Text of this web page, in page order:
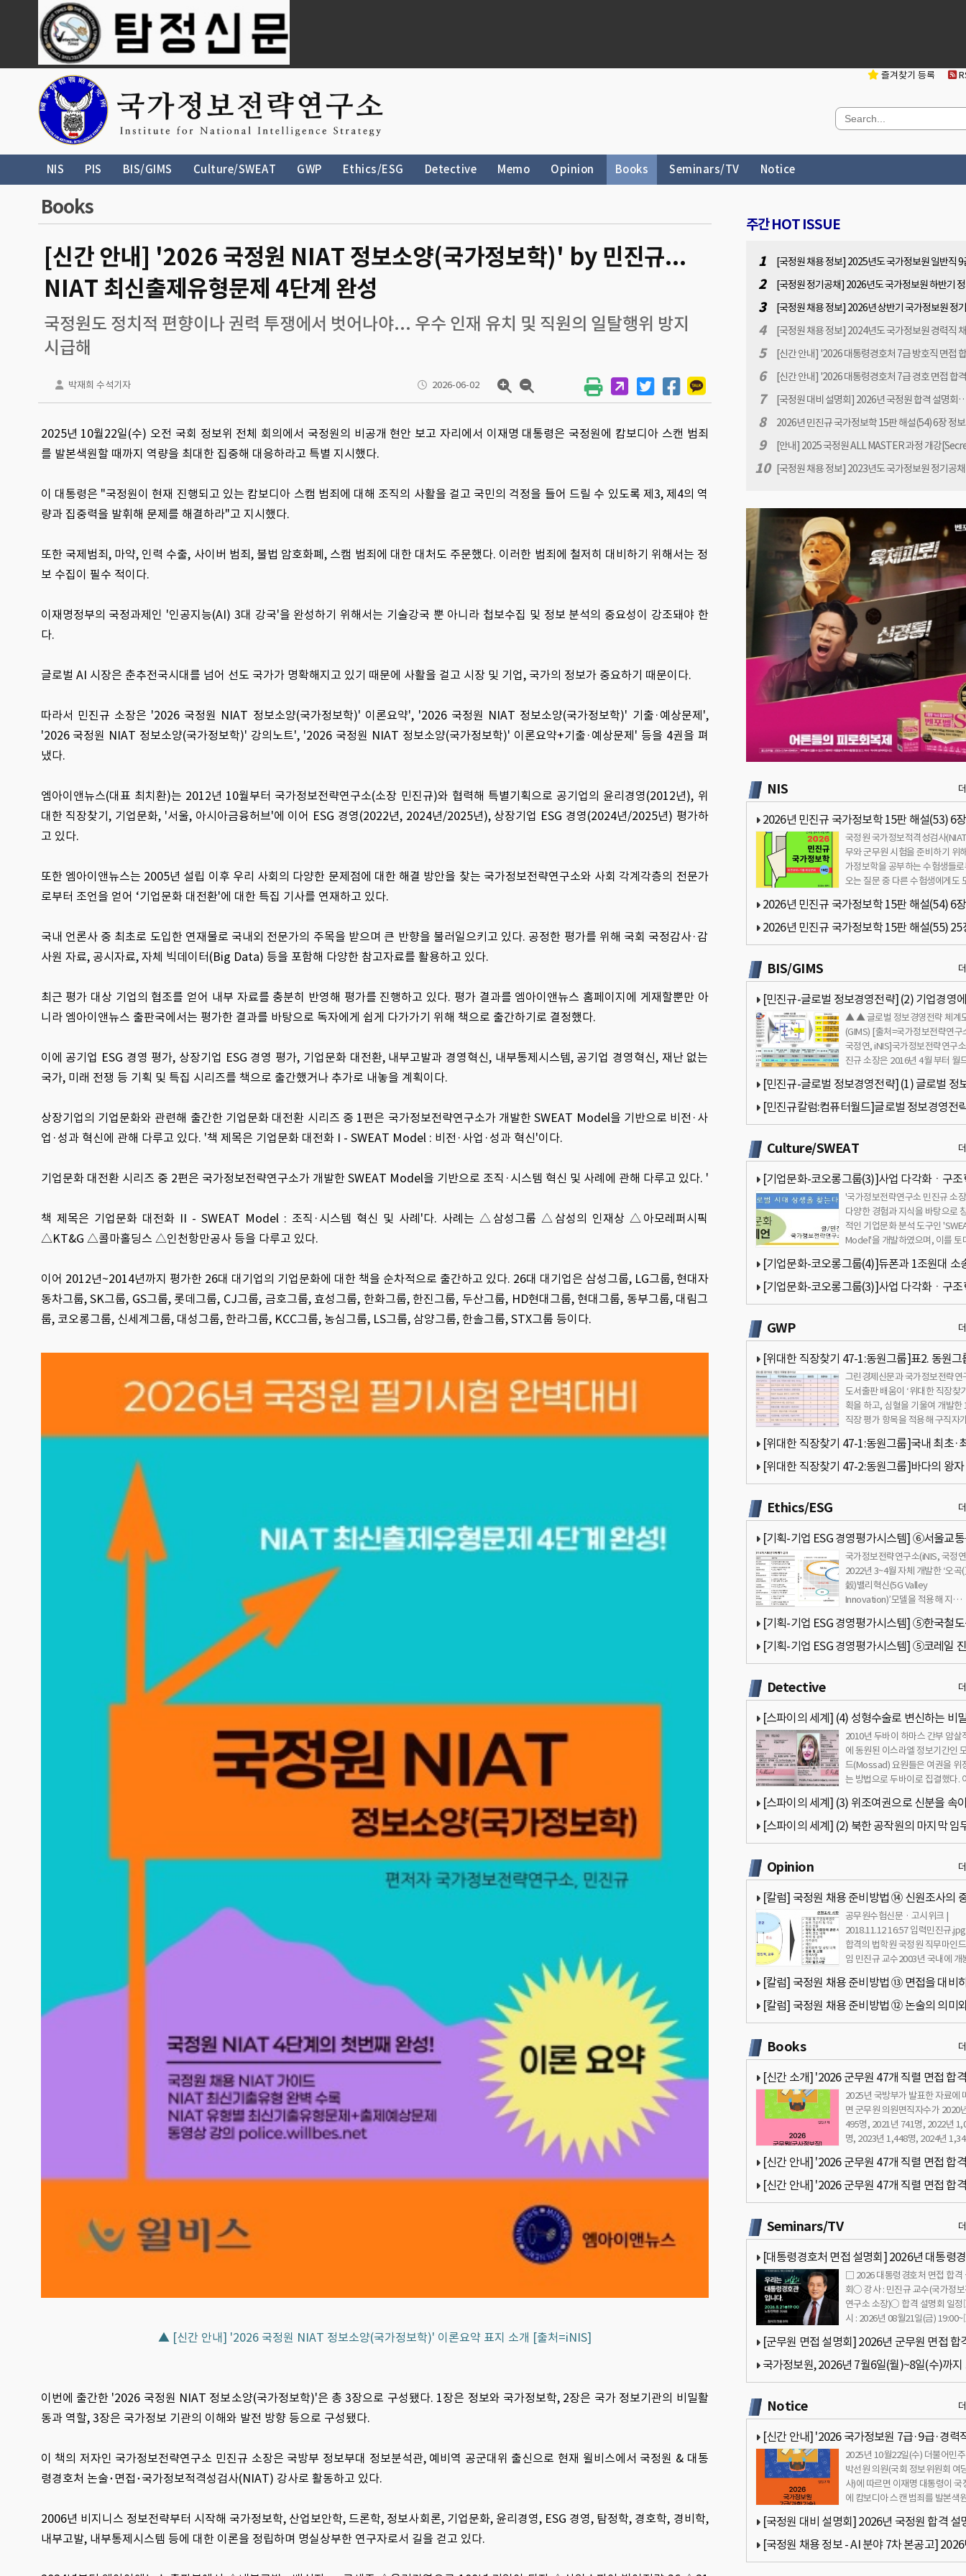
즐겨찾기 등록
NIS PIS BIS/GIMS Culture/SWEAT GWP Ethics/ESG Detective Memo Opinion Books Seminars/TV Notice
Books
[신간 안내] '2026 국정원 NIAT 정보소양(국가정보학)' by 민진규...
NIAT 최신출제유형문제 4단계 완성
국정원도 정치적 편향이나 권력 투쟁에서 벗어나야... 우수 인재 유치 및 직원의 일탈행위 방지
시급해
박재희 수석기자 2026-06-02
2025년 10월22일(수) 오전 국회 정보위 전체 회의에서 국정원의 비공개 현안 보고 자리에서 이재명 대통령은 국정원에 캄보디아 스캔 범죄
를 발본색원할 때까지 역량을 최대한 집중해 대응하라고 특별 지시했다.
이 대통령은 "국정원이 현재 진행되고 있는 캄보디아 스캠 범죄에 대해 조직의 사활을 걸고 국민의 걱정을 들어 드릴 수 있도록 제3, 제4의 역
량과 집중력을 발휘해 문제를 해결하라"고 지시했다.
또한 국제범죄, 마약, 인력 수출, 사이버 범죄, 불법 암호화폐, 스캠 범죄에 대한 대처도 주문했다. 이러한 범죄에 철저히 대비하기 위해서는 정
보 수집이 필수 적이다.
이재명정부의 국정과제인 '인공지능(AI) 3대 강국'을 완성하기 위해서는 기술강국 뿐 아니라 첩보수집 및 정보 분석의 중요성이 강조돼야 한
다.
글로벌 AI 시장은 춘추전국시대를 넘어 선도 국가가 명확해지고 있기 때문에 사활을 걸고 시장 및 기업, 국가의 정보가 중요하기 때문이다.
따라서 민진규 소장은 '2026 국정원 NIAT 정보소양(국가정보학)' 이론요약', '2026 국정원 NIAT 정보소양(국가정보학)' 기출·예상문제',
'2026 국정원 NIAT 정보소양(국가정보학)' 강의노트', '2026 국정원 NIAT 정보소양(국가정보학)' 이론요약+기출·예상문제' 등을 4권을 펴
냈다.
엠아이앤뉴스(대표 최치환)는 2012년 10월부터 국가정보전략연구소(소장 민진규)와 협력해 특별기획으로 공기업의 윤리경영(2012년), 위
대한 직장찾기, 기업문화, '서울, 아시아금융허브'에 이어 ESG 경영(2022년, 2024년/2025년), 상장기업 ESG 경영(2024년/2025년) 평가하
고 있다.
또한 엠아이앤뉴스는 2005년 설립 이후 우리 사회의 다양한 문제점에 대한 해결 방안을 찾는 국가정보전략연구소와 사회 각계각층의 전문가
로부터 조언을 얻어 ‘기업문화 대전환'에 대한 특집 기사를 연재하고 있다.
국내 언론사 중 최초로 도입한 연재물로 국내외 전문가의 주목을 받으며 큰 반향을 불러일으키고 있다. 공정한 평가를 위해 국회 국정감사·감
사원 자료, 공시자료, 자체 빅데이터(Big Data) 등을 포함해 다양한 참고자료를 활용하고 있다.
최근 평가 대상 기업의 협조를 얻어 내부 자료를 충분히 반영해 평가를 진행하고 있다. 평가 결과를 엠아이앤뉴스 홈페이지에 게재할뿐만 아
니라 엠아이앤뉴스 출판국에서는 평가한 결과를 바탕으로 독자에게 쉽게 다가가기 위해 책으로 출간하기로 결정했다.
이에 공기업 ESG 경영 평가, 상장기업 ESG 경영 평가, 기업문화 대전환, 내부고발과 경영혁신, 내부통제시스템, 공기업 경영혁신, 재난 없는
국가, 미래 전쟁 등 기획 및 특집 시리즈를 책으로 출간했거나 추가로 내놓을 계획이다.
상장기업의 기업문화와 관련해 출간한 기업문화 대전환 시리즈 중 1편은 국가정보전략연구소가 개발한 SWEAT Model을 기반으로 비전·사
업·성과 혁신에 관해 다루고 있다. '책 제목은 기업문화 대전화 I - SWEAT Model : 비전·사업·성과 혁신'이다.
기업문화 대전환 시리즈 중 2편은 국가정보전략연구소가 개발한 SWEAT Model을 기반으로 조직·시스템 혁신 및 사례에 관해 다루고 있다. '
책 제목은 기업문화 대전화 II - SWEAT Model : 조직·시스템 혁신 및 사례'다. 사례는 △삼성그룹 △삼성의 인재상 △아모레퍼시픽
△KT&G △콜마홀딩스 △인천항만공사 등을 다루고 있다.
이어 2012년~2014년까지 평가한 26대 대기업의 기업문화에 대한 책을 순차적으로 출간하고 있다. 26대 대기업은 삼성그룹, LG그룹, 현대자
동차그룹, SK그룹, GS그룹, 롯데그룹, CJ그룹, 금호그룹, 효성그룹, 한화그룹, 한진그룹, 두산그룹, HD현대그룹, 현대그룹, 동부그룹, 대림그
룹, 코오롱그룹, 신세계그룹, 대성그룹, 한라그룹, KCC그룹, 농심그룹, LS그룹, 삼양그룹, 한솔그룹, STX그룹 등이다.
▲ [신간 안내] '2026 국정원 NIAT 정보소양(국가정보학)' 이론요약 표지 소개 [출처=iNIS]
이번에 출간한 '2026 국정원 NIAT 정보소양(국가정보학)'은 총 3장으로 구성됐다. 1장은 정보와 국가정보학, 2장은 국가 정보기관의 비밀활
동과 역할, 3장은 국가정보 기관의 이해와 발전 방향 등으로 구성됐다.
이 책의 저자인 국가정보전략연구소 민진규 소장은 국방부 정보부대 정보분석관, 예비역 공군대위 출신으로 현재 윌비스에서 국정원 & 대통
령경호처 논술･면접･국가정보적격성검사(NIAT) 강사로 활동하고 있다.
2006년 비지니스 정보전략부터 시작해 국가정보학, 산업보안학, 드론학, 정보사회론, 기업문화, 윤리경영, ESG 경영, 탐정학, 경호학, 경비학,
내부고발, 내부통제시스템 등에 대한 이론을 정립하며 명실상부한 연구자로서 길을 걷고 있다.
주간 HOT ISSUE
1
[국정원 채용 정보] 2025년도 국가정보원 일반직 9
용 공고[2025.11.7(금) 14:00 ~ 11.28(금) 14:00]
2
[국정원 정기공채] 2026년도 국가정보원 하반기
채 사전 공고문(원서접수 : 2026.07.13(월). 10:00 ~
3
[국정원 채용 정보] 2026년 상반기 국가정보원 정
공고[원서접수 : 2026.1.12(월) 10:00 ~ 1.30(금)
4
[국정원 채용 정보] 2024년도 국가정보원 경력직
고
5
[신간 안내] '2026 대통령경호처 7급 방호직 면접
이드북 -대통령경호처 면접 완벽 대비' 책 표지 안
6
[신간 안내] '2026 대통령경호처 7급 경호 면접 합
드북 -대통령경호처 면접 완벽 대비' 책 표지 안내
7
[국정원 대비 설명회] 2026년 국정원 합격 설명회
년 07월31일(금) 18:00
8
2026년 민진규 국가정보학 15판 해설(54) 6장 정
서 생산과 배포 관련 질문
9
[안내] 2025 국정원 ALL MASTER 과정 개강
민진규]
10 [국정원 채용 정보] 2023년도 국가정보원 정기공
NIS
2026년 민진규 국가정보학 15판 해설(53) 6
보보고서 생산과 배포 관련 질문
국정원 국가정보적격성검사
무와 군무원 시험을 준비하기 위
가정보학을 공부하는 수험생들
오는 질문 중 다른 수험생에게도
…
2026년 민진규 국가정보학 15판 해설(54) 6
보보고서 생산과 배포 관련 질문
2026년 민진규 국가정보학 15판 해설(55) 25
BIS/GIMS
[민진규-글로벌 정보경영전략] (2) 기업경영
정보가 필수적으로 요구되는 이유
▲ ▲ 글로벌 정보경영전략 체계
(GIMS) [출처=국가정보전략연구
국정연, iNIS]국가정보전략연구
진규 소장은 2016년 4월 부터 월
[민진규-글로벌 정보경영전략] (1) 글로벌 정
영전략(GIMS)이란 무엇인가?
[민진규칼럼:컴퓨터월드]글로벌 정보경영전
략연구소]
Culture/SWEAT
[기업문화-코오롱그룹(3)]사업 다각화ㆍ구조
진행중…성과는 미진[국가정보전략연구소]
'국가정보전략연구소 민진규 소
다양한 경험과 지식을 바탕으로
적인 기업문화 분석 도구인
Model'을 개발하였으며, 이를 토
[기업문화-코오롱그룹(4)]듀폰과 1조원대 소
과따라 그룹 미래 달려[국가정보전략연구소]
[기업문화-코오롱그룹(3)]사업 다각화ㆍ구조
GWP
[위대한 직장찾기 47-1:동원그룹]표2. 동원그
가대상 기업의 차원별 점수비교[국가정보전략
소]
그린경제신문과 국가정보전략연
도서출판 배움이 ‘위대한 직장찾
획을 하고, 심혈을 기울여 개발한
직장 평가 항목을 적용해 구직자
[위대한 직장찾기 47-1:동원그룹]국내 최초·
의 원양어업기업[국가정보전략연구소]
[위대한 직장찾기 47-2:동원그룹]바다의 왕
소]Ethics/ESG
[기획-기업 ESG 경영평가시스템] ⑥서울교
진단(팔기생태계 모델 적용)국가정보전략연구소(iNIS, 국정
2022년 3~4월 자체 개발한 ‘오곡
穀)밸리혁신(5G Valley
Innovation)’모델을 적용해 지…
[기획-기업 ESG 경영평가시스템] ⑤한국철
(코레일) 진단(팔기생태계 모델 적용)
[기획-기업 ESG 경영평가시스템] ⑤코레일
Detective
[스파이의 세계] (4) 성형수술로 변신하는 비
원
2010년 두바이 하마스 간부 암살
에 동원된 이스라엘 정보기간인
드(Mossad) 요원들은 여권을 위
는 방법으로 두바이로 집결했다.
[스파이의 세계] (3) 위조여권으로 신분을 속
비밀공작원
[스파이의 세계] (2) 북한 공작원의 마지막 임
Opinion
[칼럼] 국정원 채용 준비방법 ⑭ 신원조사의
성과 고려요소 - 민진규 교수(합격의 법학원)
공무원수험신문 · 고시위크 |
2018.11.12 16:57 입력민진규
합격의 법학원 국정원 직무마인
임 민진규 교수2003년 국내에 개
[칼럼] 국정원 채용 준비방법 ⑬ 면접을 대비
자세 - 민진규 교수(합격의 법학원)
[칼럼] 국정원 채용 준비방법 ⑫ 논술의 의미
Books
[신간 소개] '2026 군무원 47개 직렬 면접 합
드북 - 군무원 면접 완벽 대비' 책 출간 안내
2025년 국방부가 발표한 자료에
면 군무원 의원면직자수가 2020
495명, 2021년 741명, 2022년
명, 2023년 1,448명, 2024년
[신간 안내] '2026 군무원 47개 직렬 면접 합
드북 - 군무원 면접 완벽 대비' 책 서문 안내 by
[신간 안내] '2026 군무원 47개 직렬 면접 합
규 Seminars/TV
[대통령경호처 면접 설명회] 2026년 대통령
면접 합격 설명회… 2026년 08월21일(금)
□ 2026 대통령경호처 면접 합격
회○ 강사 : 민진규 교수(국가정
연구소 소장)○ 합격 설명회 일
시 : 2026년 08월21일(금)
[군무원 면접 설명회] 2026년 군무원 면접 합
명회… 2026년 08월12일(수) 18:00
국가정보원, 2026년 7월6일(월)~8일(수)까지
Notice
[신간 안내] '2026 국가정보원 7급·9급·경력
접 합격가이드북 - 국정원 면접 완벽 대비' 소개
2025년 10월22일(수) 더불어민
박선원 의원(국회 정보위원회 여
사)에 따르면 이재명 대통령이 국
에 캄보디아 스캔 범죄를 발본색
[국정원 대비 설명회] 2026년 국정원 합격 설
회… 2026년 07월31일(금) 18:00
[국정원 채용 정보 - AI 분야 7차 본공고]